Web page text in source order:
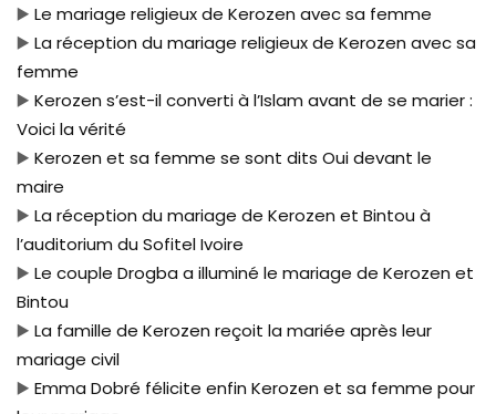
▶️ Le mariage religieux de Kerozen avec sa femme
▶️ La réception du mariage religieux de Kerozen avec sa
femme
▶️ Kerozen s’est-il converti à l’Islam avant de se marier :
Voici la vérité
▶️ Kerozen et sa femme se sont dits Oui devant le
maire
▶️ La réception du mariage de Kerozen et Bintou à
l’auditorium du Sofitel Ivoire
▶️ Le couple Drogba a illuminé le mariage de Kerozen et
Bintou
▶️ La famille de Kerozen reçoit la mariée après leur
mariage civil
▶️ Emma Dobré félicite enfin Kerozen et sa femme pour